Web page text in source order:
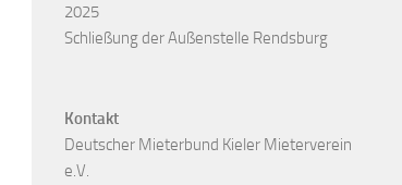
2025
Schließung der Außenstelle Rendsburg
Kontakt
Deutscher Mieterbund Kieler Mieterverein
e.V.